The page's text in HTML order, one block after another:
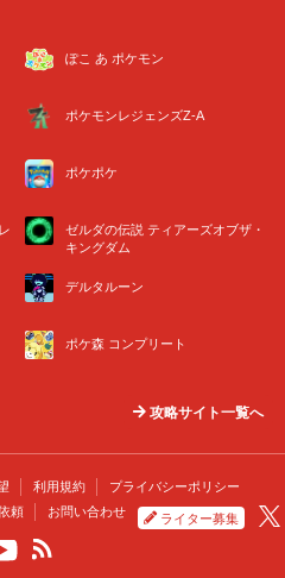
ぽこ あ ポケモン
ポケモンレジェンズZ-A
ポケポケ
ゼルダの伝説 ティアーズオブザ・
キングダム
デルタルーン
ポケ森 コンプリート
攻略サイト一覧へ
利用規約
プライバシーポリシー
頼 お問い合わせ ライター募集